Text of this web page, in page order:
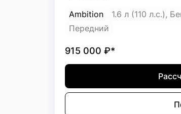
Ambition
1.6 л (110 л.с.),
Передний
915 000 ₽*